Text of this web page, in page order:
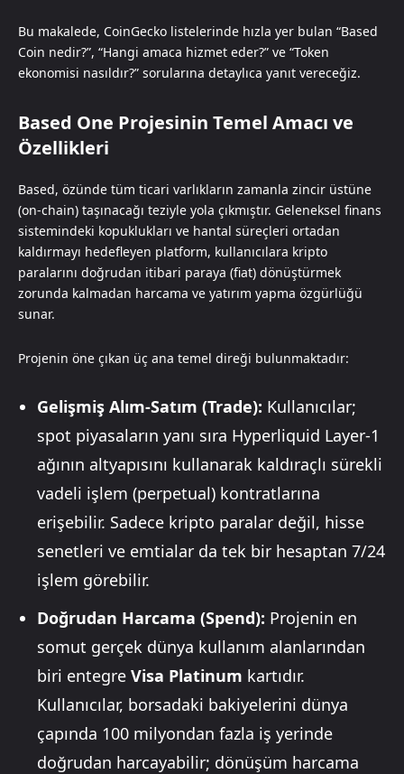
Bu makalede, CoinGecko listelerinde hızla yer bulan “Based
Coin nedir?”, “Hangi amaca hizmet eder?” ve “Token
ekonomisi nasıldır?” sorularına detaylıca yanıt vereceğiz.
Based One Projesinin Temel Amacı ve
Özellikleri
Based, özünde tüm ticari varlıkların zamanla zincir üstüne
(on-chain) taşınacağı teziyle yola çıkmıştır. Geleneksel finans
sistemindeki kopuklukları ve hantal süreçleri ortadan
kaldırmayı hedefleyen platform, kullanıcılara kripto
paralarını doğrudan itibari paraya (fiat) dönüştürmek
zorunda kalmadan harcama ve yatırım yapma özgürlüğü
sunar.
Projenin öne çıkan üç ana temel direği bulunmaktadır:
Gelişmiş Alım-Satım (Trade): Kullanıcılar;
spot piyasaların yanı sıra Hyperliquid Layer-1
ağının altyapısını kullanarak kaldıraçlı sürekli
vadeli işlem (perpetual) kontratlarına
erişebilir. Sadece kripto paralar değil, hisse
senetleri ve emtialar da tek bir hesaptan 7/24
işlem görebilir.
Doğrudan Harcama (Spend): Projenin en
somut gerçek dünya kullanım alanlarından
biri entegre Visa Platinum kartıdır.
Kullanıcılar, borsadaki bakiyelerini dünya
çapında 100 milyondan fazla iş yerinde
doğrudan harcayabilir; dönüşüm harcama